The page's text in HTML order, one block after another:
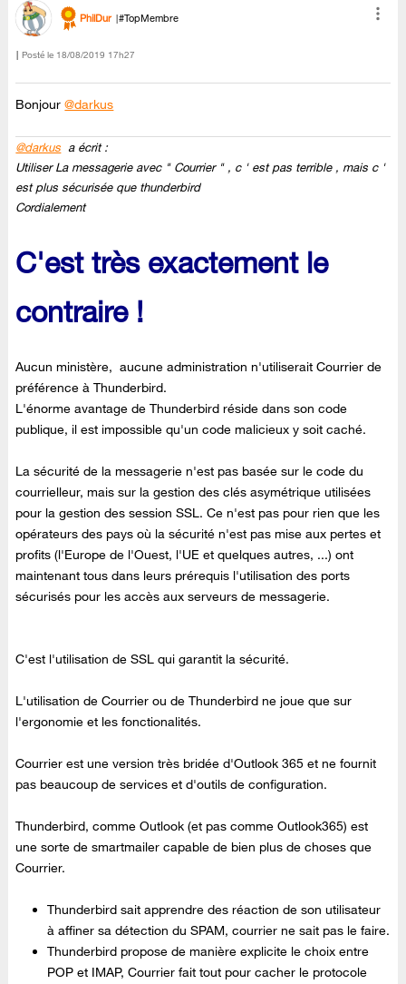
PhilDur #TopMembre
Posté le ‎18/08/2019 17h27
Bonjour@darkus
@darkus a écrit :
Utiliser La messagerie avec " Courrier " , c ' est pas terrible , mais c '
est plus sécurisée que thunderbird
Cordialement
C'est très exactement le
contraire !
Aucun ministère, aucune administration n'utiliserait Courrier de
préférence à Thunderbird.
L'énorme avantage de Thunderbird réside dans son code
publique, il est impossible qu'un code malicieux y soit caché.
La sécurité de la messagerie n'est pas basée sur le code du
courrielleur, mais sur la gestion des clés asymétrique utilisées
pour la gestion des session SSL. Ce n'est pas pour rien que les
opérateurs des pays où la sécurité n'est pas mise aux pertes et
profits (l'Europe de l'Ouest, l'UE et quelques autres, ...) ont
maintenant tous dans leurs prérequis l'utilisation des ports
sécurisés pour les accès aux serveurs de messagerie.
C'est l'utilisation de SSL qui garantit la sécurité.
L'utilisation de Courrier ou de Thunderbird ne joue que sur
l'ergonomie et les fonctionalités.
Courrier est une version très bridée d'Outlook 365 et ne fournit
pas beaucoup de services et d'outils de configuration.
Thunderbird, comme Outlook (et pas comme Outlook365) est
une sorte de smartmailer capable de bien plus de choses que
Courrier.
Thunderbird sait apprendre des réaction de son utilisateur
à affiner sa détection du SPAM, courrier ne sait pas le faire.
Thunderbird propose de manière explicite le choix entre
POP et IMAP, Courrier fait tout pour cacher le protocole